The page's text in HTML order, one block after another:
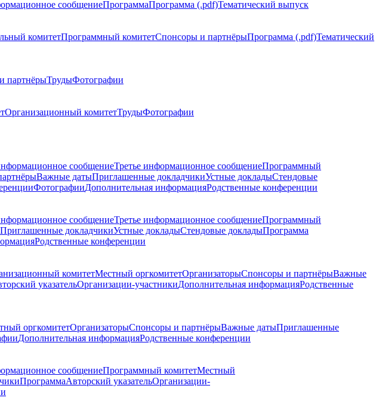
сообщениеПрограммаПрограмма (.pdf)Тематический выпуск
комитетПрограммный комитетСпонсоры и партнёрыПрограмма (.pdf)Тематический
партнёрыТрудыФотографии
Организационный комитетТрудыФотографии
сообщениеТретье информационное сообщениеПрограммный
Важные датыПриглашенные докладчикиУстные докладыСтендовые
ФотографииДополнительная информацияРодственные конференции
сообщениеТретье информационное сообщениеПрограммный
Приглашенные докладчикиУстные докладыСтендовые докладыПрограмма
Родственные конференции
комитетМестный оргкомитетОрганизаторыСпонсоры и партнёрыВажные
указательОрганизации-участникиДополнительная информацияРодственные
оргкомитетОрганизаторыСпонсоры и партнёрыВажные датыПриглашенные
Дополнительная информацияРодственные конференции
сообщениеПрограммный комитетМестный
ПрограммаАвторский указательОрганизации-